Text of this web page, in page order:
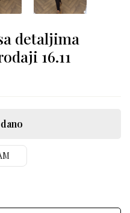
detaljima
16.11